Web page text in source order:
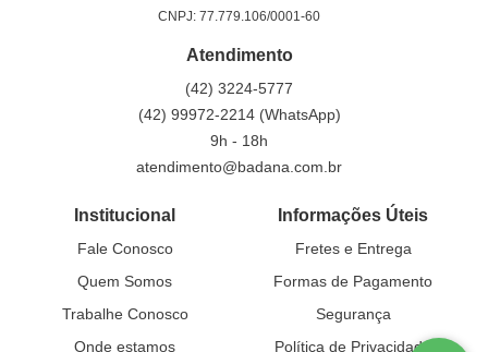
CNPJ: 77.779.106/0001-60
Atendimento
(42) 3224-5777
(42) 99972-2214 (WhatsApp)
9h - 18h
atendimento@badana.com.br
Institucional
Fale Conosco
Quem Somos
Trabalhe Conosco
Onde estamos
Informações Úteis
Fretes e Entrega
Formas de Pagamento
Segurança
Política de Privacidade